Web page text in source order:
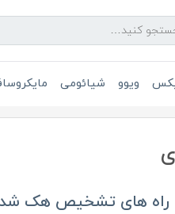
ویوو شیائومی
راه های تشخیص هک